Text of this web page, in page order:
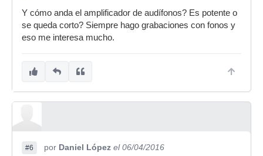
Y cómo anda el amplificador de audífonos? Es potente o
se queda corto? Siempre hago grabaciones con fonos y
eso me interesa mucho.
#6 por Daniel López el 06/04/2016